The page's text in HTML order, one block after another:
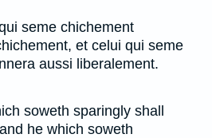
seme chichement
et celui qui seme
aussi liberalement.
soweth sparingly shall
he which soweth